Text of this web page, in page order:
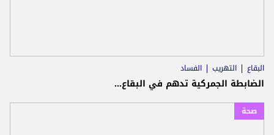
البقاع التهريب الفساد
الضابطة الجمركية تدهم في البقاع...
صحة